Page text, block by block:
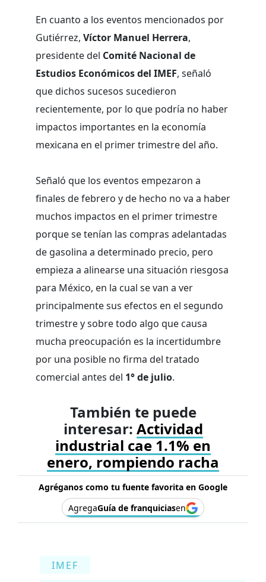
En cuanto a los eventos mencionados por
Gutiérrez, Víctor Manuel Herrera,
presidente del Comité Nacional de
Estudios Económicos del IMEF, señaló
que dichos sucesos sucedieron
recientemente, por lo que podría no haber
impactos importantes en la economía
mexicana en el primer trimestre del año.
Señaló que los eventos empezaron a
finales de febrero y de hecho no va a haber
muchos impactos en el primer trimestre
porque se tenían las compras adelantadas
de gasolina a determinado precio, pero
empieza a alinearse una situación riesgosa
para México, en la cual se van a ver
principalmente sus efectos en el segundo
trimestre y sobre todo algo que causa
mucha preocupación es la incertidumbre
por una posible no firma del tratado
comercial antes del 1° de julio.
También te puede
interesar: Actividad
industrial cae 1.1% en
enero, rompiendo racha
Agréganos como tu fuente favorita en Google
AgregaGuía de franquiciasen
IMEF